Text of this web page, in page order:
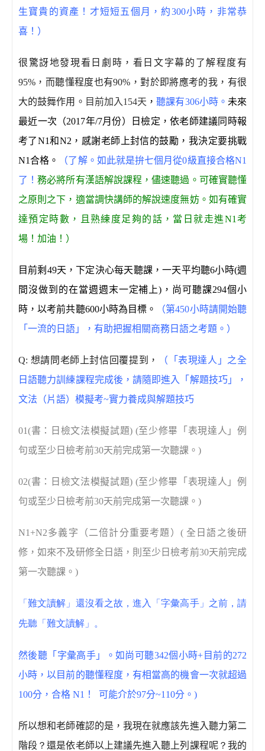
生寶貴的資產！才短短五個月，約300小時，非常恭
喜！ ）
很驚訝地發現看日劇時，看日文字幕的了解程度有
95% ，而聽懂程度也有90% ，對於即將應考的我，有很
大的鼓舞作用。 目前加入 154天 ，聽課有306小時。 未來
最近一次（2017年/7月份）日檢定，依老師建議同時報
考了N1和N2 ，感謝老師上封信的鼓勵，我決定要挑戰
N1合格。
（了解。如此就是拚七個月從0級直接合格N1
了！務必將所有漢語解說課程，儘速聽過。 可確實聽懂
之原則之下，適當調快講師的解說速度無妨。如有確實
達預定時數，且熟練度足夠的話，當日就走進N1考
場！加油！）
目前剩 49天，下定決心每天聽課，一天平均聽6小時(週
間沒做到的在當週週末一定補上) ，尚可聽課294個小
時，以考前共聽600小時為目標。
（第450小時請開始聽
「一流的日語」，有助把握相關商務日語之考題。）
Q: 想請問老師上封信回覆提到，
（「表現達人」之全
日語聽力訓練課程完成後，請隨即進入「解題技巧」，
文法（片語）模擬考~實力養成與解題技巧
01(書：日檢文法模擬試題) (至少修畢「表現達人」例
句或至少日檢考前30天前完成第一次聽課。 )
02(書：日檢文法模擬試題) (至少修畢「表現達人」例
句或至少日檢考前30天前完成第一次聽課。 )
N1+N2多義字（二倍計分重要考題） ( 全日語之後研
修，如來不及研修全日語，則至少日檢考前30天前完成
第一次聽課。 )
「難文讀解」還沒看之故，進入「字彙高手」之前，請
先聽「難文讀解」。
然後聽「字彙高手」。如尚可聽342個小時+ 目前的272
小時，以目前的聽懂程度，有相當高的機會一次就超過
100分，合格 N1 ！ 可能介於97分~110分。 )
所以想和老師確認的是，我現在就應該先進入聽力第二
階段 ？還是依老師以上建議先進入聽上列課程呢？ 我的